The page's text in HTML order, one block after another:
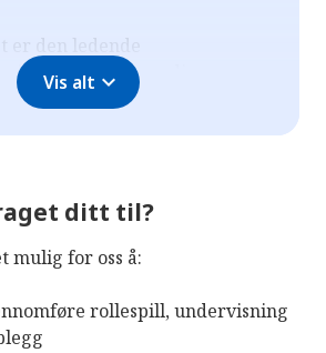
er den ledende
i Norge for troverdig og
om FN og FNs arbeid. I
har solid forankring i norsk
et engasjert fellesskap
Blant dem finner du
sammen med
utdannings‑ og
Vis alt expand_more
ditt til?
mulig for oss å:
rollespill, undervisning